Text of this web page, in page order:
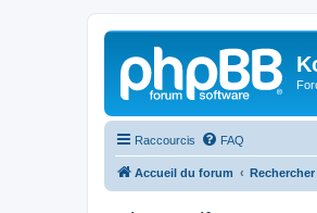
Raccourcis FAQ
Accueil du forum Rechercher